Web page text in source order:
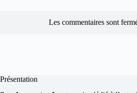
Les commentaires sont
Présentation